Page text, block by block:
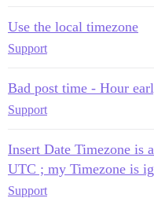
Use the local timezone
Support
Bad post time - Hour
Support
Insert Date Timezone is
UTC ; my Timezone is
Support